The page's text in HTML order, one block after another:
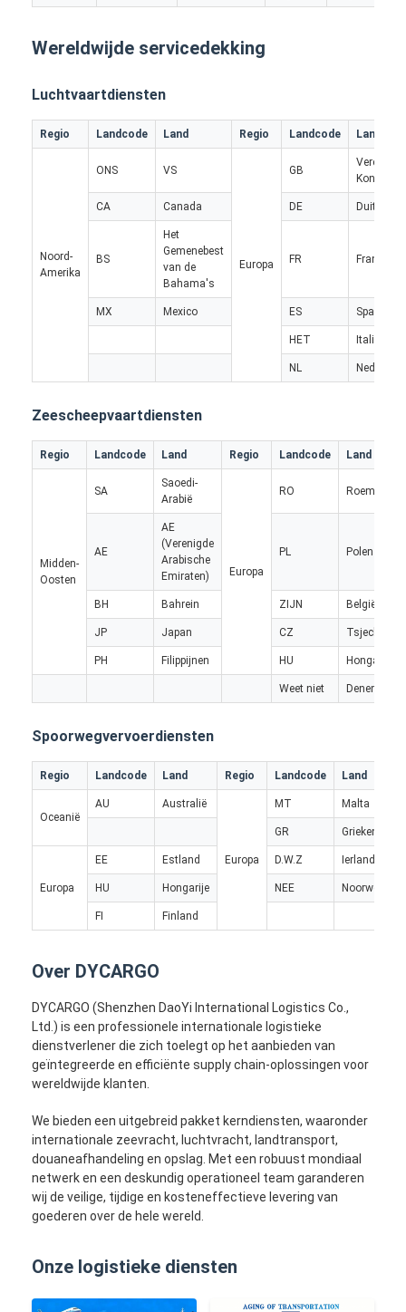
Fabrieksreis
Kwaliteitscontrole
Contacteer ons
Praatje Nu
zeevracht
druk het verschepen uit
SPOORvracht
Opbergdienst
Wereldwijde servicedekking
Luchtvaartdiensten
Regio Landcode Land Regio Landcode Land
Noord-
Amerika
ONS VS
Europa
GB
Verenigd
Koninkrijk
CA Canada DE Duitsland
BS
Het
Gemenebest
van de
Bahama's
FR Frankrijk
MX Mexico ES Spanje
HET Italië
NL Nederland
Zeescheepvaartdiensten
Regio Landcode Land Regio Landcode Land
Midden-
Oosten
SA
Saoedi-
Arabië
Europa
RO Roemenië
AE
AE
(Verenigde
Arabische
Emiraten)
PL Polen
BH Bahrein ZIJN België
JP Japan CZ Tsjechisch
PH Filippijnen HU Hongarije
Weet niet
Spoorwegvervoerdiensten
Regio Landcode Land Regio Landcode Land
Oceanië
AU Australië
Europa
MT Malta
GR Griekenland
Europa
EE Estland D.W.Z Ierland
HU Hongarije NEE Noorwegen
FI Finland
Over DYCARGO
DYCARGO (Shenzhen DaoYi International Logistics Co.,
Ltd.) is een professionele internationale logistieke
dienstverlener die zich toelegt op het aanbieden van
geïntegreerde en efficiënte supply chain-oplossingen voor
wereldwijde klanten.
We bieden een uitgebreid pakket kerndiensten, waaronder
internationale zeevracht, luchtvracht, landtransport,
douaneafhandeling en opslag. Met een robuust mondiaal
netwerk en een deskundig operationeel team garanderen
wij de veilige, tijdige en kosteneffectieve levering van
goederen over de hele wereld.
Onze logistieke diensten